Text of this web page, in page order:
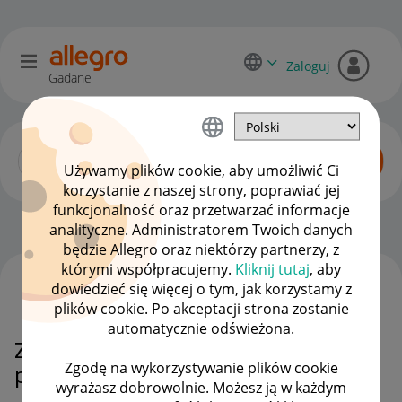
Używamy plików cookie, aby umożliwić Ci
korzystanie z naszej strony, poprawiać jej
funkcjonalność oraz przetwarzać informacje
analityczne. Administratorem Twoich danych
będzie Allegro oraz niektórzy partnerzy, z
którymi współpracujemy. Kliknij tutaj, aby
dowiedzieć się więcej o tym, jak korzystamy z
plików cookie. Po akceptacji strona zostanie
automatycznie odświeżona.
Zgodę na wykorzystywanie plików cookie
wyrażasz dobrowolnie. Możesz ją w każdym
Gadane
Zaloguj
Początkujący sprzedawcy OPCJE
Zwrot - dostępne środki PAYU /
przelewy 24
WSZYSTKIE TEMATY